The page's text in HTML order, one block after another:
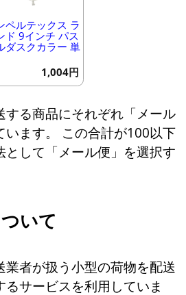
ペルテックス ラ
ド 9インチ パス
ダスクカラー 単
1,004円
する商品にそれぞれ「メール
います。 この合計が100以下
として「メール便」を選択す
いて
者が扱う小型の荷物を配送
るサービスを利用していま